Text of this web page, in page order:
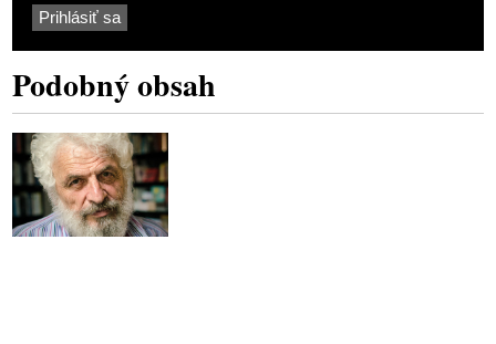
Podobný obsah